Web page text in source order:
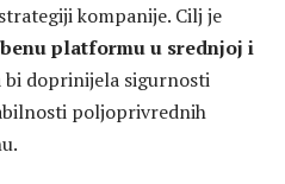
kompanije. Cilj je
platformu u srednjoj i
bi doprinijela sigurnosti
poljoprivrednih